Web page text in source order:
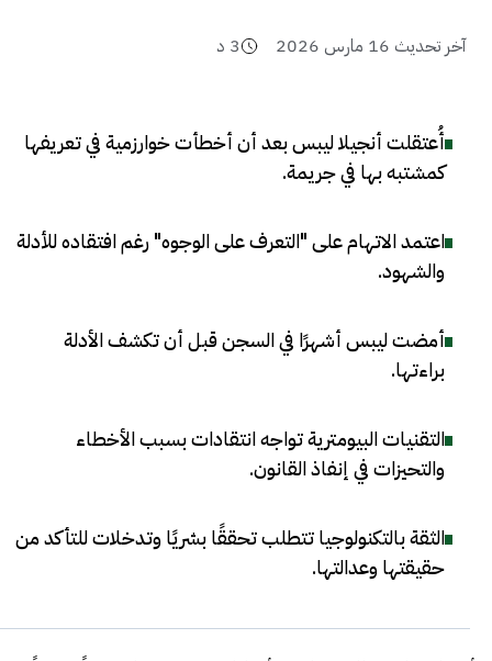
آخر تحديث 16 مارس 2026 3 د
أُعتقلت أنجيلا ليبس بعد أن أخطأت خوارزمية في تعريفها
كمشتبه بها في جريمة.
اعتمد الاتهام على "التعرف على الوجوه" رغم افتقاده للأدلة
والشهود.
أمضت ليبس أشهرًا في السجن قبل أن تكشف الأدلة
براءتها.
التقنيات البيومترية تواجه انتقادات بسبب الأخطاء
والتحيزات في إنفاذ القانون.
الثقة بالتكنولوجيا تتطلب تحققًا بشريًا وتدخلات للتأكد من
حقيقتها وعدالتها.